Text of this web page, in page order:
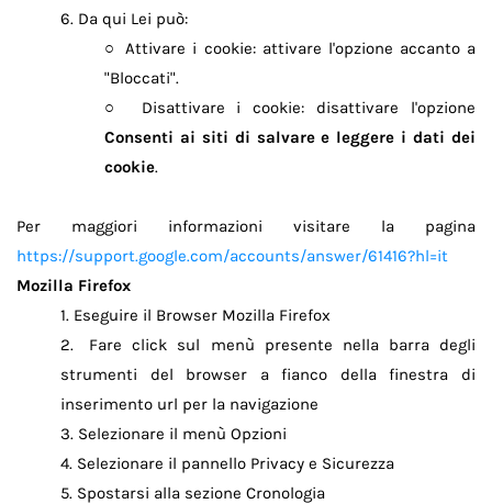
6. Da qui Lei può:
○
Attivare i cookie: attivare l'opzione accanto a
"Bloccati".
○
Disattivare i cookie: disattivare l'opzione
Consenti ai siti di salvare e leggere i dati dei
cookie.
Per maggiori informazioni visitare la pagina
https://support.google.com/accounts/answer/61416?hl=it
Mozilla Firefox
1. Eseguire il Browser Mozilla Firefox
2.
Fare click sul menù presente nella barra degli
strumenti del browser a fianco della finestra di
inserimento url per la navigazione
3. Selezionare il menù Opzioni
4. Selezionare il pannello Privacy e Sicurezza
5. Spostarsi alla sezione Cronologia